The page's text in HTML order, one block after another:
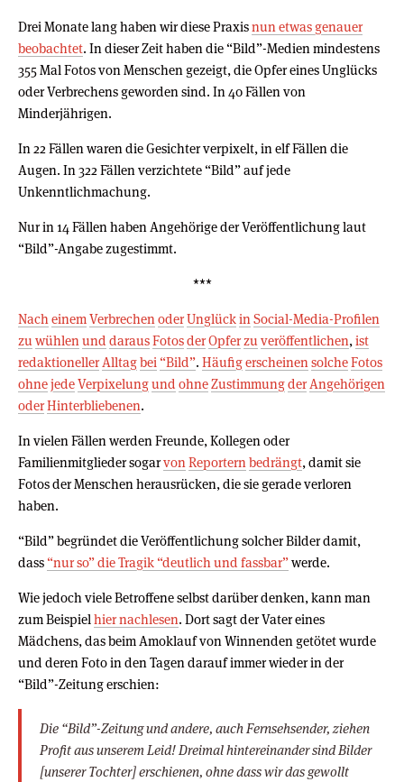
Drei Monate lang haben wir diese Praxisnun etwas genauer
beobachtet. In dieser Zeit haben die “Bild”-Medien mindestens
355 Mal Fotos von Menschen gezeigt, die Opfer eines Unglücks
oder Verbrechens geworden sind. In 40 Fällen von
Minderjährigen.
In 22 Fällen waren die Gesichter verpixelt, in elf Fällen die
Augen. In 322 Fällen verzichtete “Bild” auf jede
Unkenntlichmachung.
Nur in 14 Fällen haben Angehörige der Veröffentlichung laut
“Bild”-Angabe zugestimmt.
***
Nach einemVerbrechen oderUnglückin Social-Media-Profilen
zu wühlen und darausFotosderOpfer zu veröffentlichen, ist
redaktioneller Alltagbei “Bild”. Häufigerscheinen solcheFotos
ohnejedeVerpixelungund ohneZustimmungder Angehörigen
oderHinterbliebenen.
In vielen Fällen werden Freunde, Kollegen oder
Familienmitglieder sogarvon Reportern bedrängt, damit sie
Fotos der Menschen herausrücken, die sie gerade verloren
haben.
“Bild” begründet die Veröffentlichung solcher Bilder damit,
dass “nur so” die Tragik “deutlich und fassbar”werde.
Wie jedoch viele Betroffene selbst darüber denken, kann man
zum Beispiel hier nachlesen. Dort sagt der Vater eines
Mädchens, das beim Amoklauf von Winnenden getötet wurde
und deren Foto in den Tagen darauf immer wieder in der
“Bild”-Zeitung erschien:
Die “Bild”-Zeitung und andere, auch Fernsehsender, ziehen
Profit aus unserem Leid! Dreimal hintereinander sind Bilder
[unserer Tochter] erschienen, ohne dass wir das gewollt